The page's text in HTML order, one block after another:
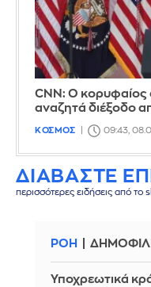
CNN: Ο κορυφαίος
αναζητά διέξοδο
ΚΟΣΜΟΣ 09:43,
ΔΙΑΒΑΣΤΕ
περισσότερες ειδήσεις από το
ΡΟΗ
Υποχρεωτικά